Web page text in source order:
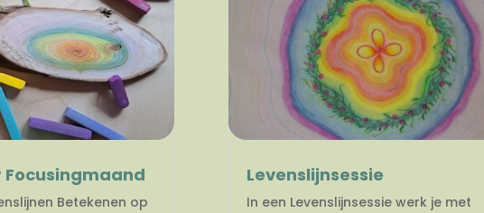
Betekenen op
Levenslijnsessie
In een Levenslijnsessie werk je met